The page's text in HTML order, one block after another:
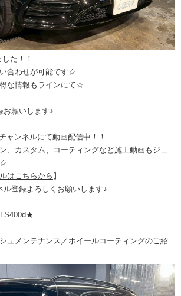
た！！
合わせが可能です☆
な情報もラインにて☆
お願いします♪
ャンネルにて動画配信中！！
、カスタム、コーティングなど施工動画もジェ
☆
はこちらから 】
ル登録よろしくお願いします♪
ュメンテナンス／ホイールコーティングのご紹